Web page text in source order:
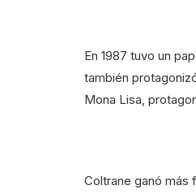
En 1987 tuvo un
también
Mona Lisa,
Coltrane ganó más